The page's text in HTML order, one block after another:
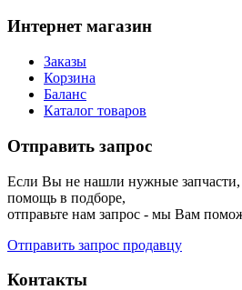
Интернет магазин
Заказы
Корзина
Баланс
Каталог товаров
Отправить запрос
Если Вы не нашли нужные запчасти,
помощь в подборе,
отправьте нам запрос - мы Вам
Отправить запрос продавцу
Контакты